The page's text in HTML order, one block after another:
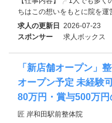
ちはこの想いをもとに院を運
求人の更新日 2026-07-23
スポンサー
求人ボックス
「新店舗オープン」
オープン予定 未経験
80万円・賞与500万円
匠 岸和田駅前整体院